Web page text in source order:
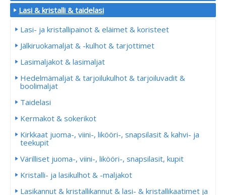
Lasi & kristalli & taidelasi
Lasi- ja kristallipainot & eläimet & koristeet
Jälkiruokamaljat & -kulhot & tarjottimet
Lasimaljakot & lasimaljat
Hedelmämaljat & tarjoilukulhot & tarjoiluvadit &
boolimaljat
Taidelasi
Kermakot & sokerikot
Kirkkaat juoma-, viini-, likööri-, snapsilasit & kahvi- ja
teekupit
Värilliset juoma-, viini-, likööri-, snapsilasit, kupit
Kristalli- ja lasikulhot & -maljakot
Lasikannut & kristallikannut & lasi- & kristallikaatimet ja